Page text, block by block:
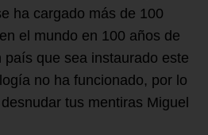
ha cargado más de 100
el mundo en 100 años de
que sea instaurado este
no ha funcionado, por lo
tus mentiras Miguel